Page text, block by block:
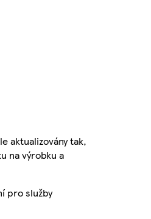
aktualizovány tak,
na výrobku a
pro služby